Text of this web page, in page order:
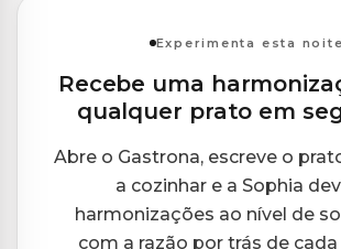
Experimenta esta noite
Recebe uma
qualquer prato em
Abre o Gastrona, escreve o
a cozinhar e a Sophia
harmonizações ao nível de
com a razão por trás de cada